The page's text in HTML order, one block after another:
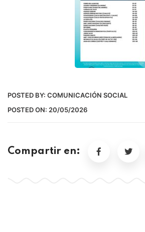
POSTED BY: COMUNICACIÓN SOCIAL
POSTED ON: 20/05/2026
Compartir en: